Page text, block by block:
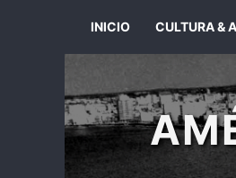
INICIO CULTURA &